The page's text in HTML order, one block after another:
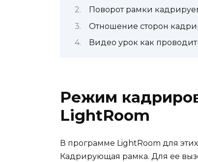
Поворот рамки
Отношение сторон
Видео урок как
Режим
LightRoom
В программе LightRoom для
Кадрирующая рамка. Для ее